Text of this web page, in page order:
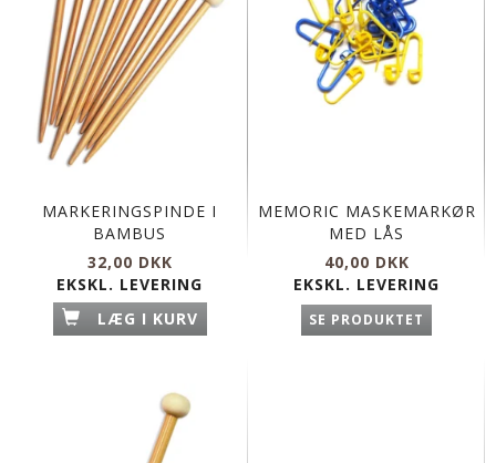
MARKERINGSPINDE I
BAMBUS
32,00 DKK
EKSKL. LEVERING
LÆG I KURV
MEMORIC MASKEMARKØR
MED LÅS
40,00 DKK
EKSKL. LEVERING
SE PRODUKTET